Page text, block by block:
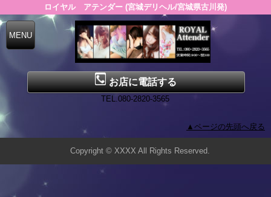
ロイヤル アテンダー (宮城デリヘル/宮城県古川発)
お店に電話する
TEL.080-2820-3565
▲ページの先頭へ戻る
Copyright © XXXX All Rights Reserved.